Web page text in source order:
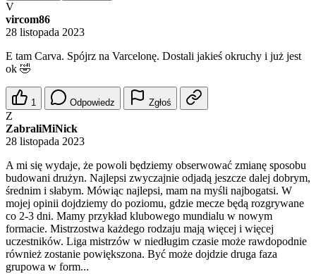
V
vircom86
28 listopada 2023
E tam Carva. Spójrz na Varcelonę. Dostali jakieś okruchy i już jest
ok 🤣
1 Odpowiedz Zgłoś
Z
ZabraliMiNick
28 listopada 2023
A mi się wydaje, że powoli będziemy obserwować zmianę sposobu
budowani drużyn. Najlepsi zwyczajnie odjadą jeszcze dalej dobrym,
średnim i słabym. Mówiąc najlepsi, mam na myśli najbogatsi. W
mojej opinii dojdziemy do poziomu, gdzie mecze będą rozgrywane
co 2-3 dni. Mamy przykład klubowego mundialu w nowym
formacie. Mistrzostwa każdego rodzaju mają więcej i więcej
uczestników. Liga mistrzów w niedługim czasie może rawdopodnie
również zostanie powiększona. Być może dojdzie druga faza
grupowa w form...